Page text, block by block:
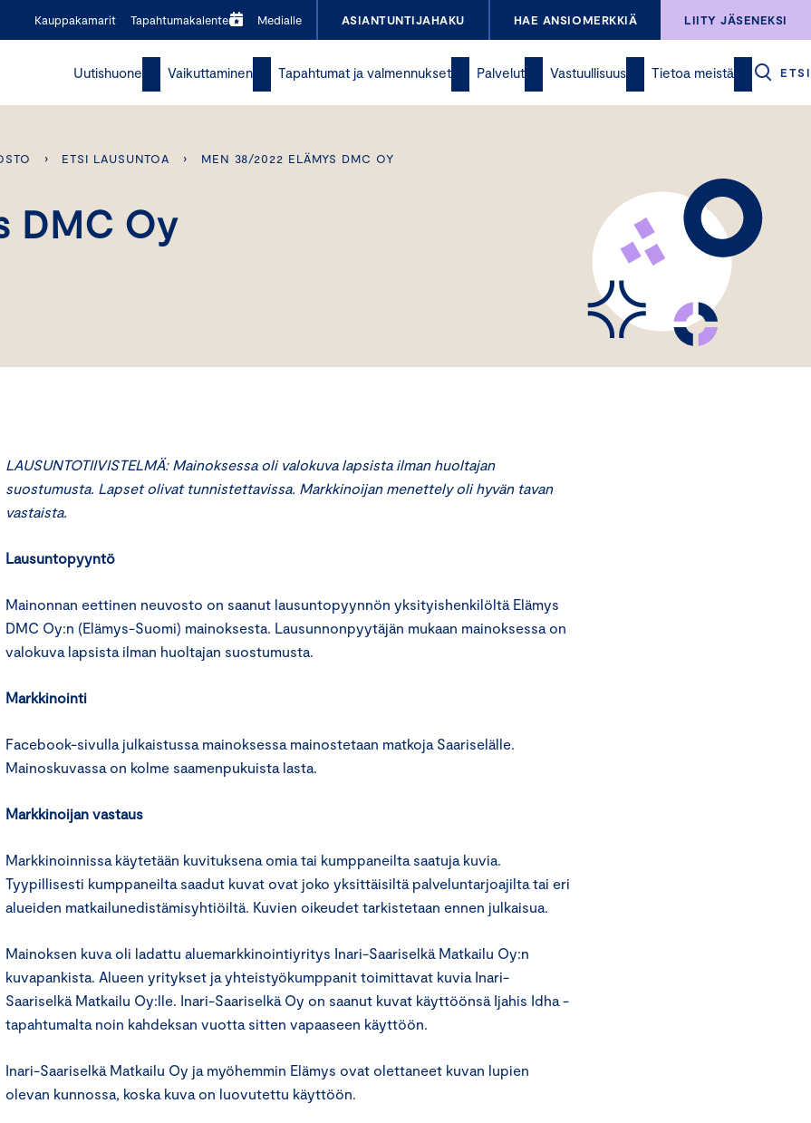
Kauppakamarit Tapahtumakalenteri Medialle ASIANTUNTIJAHAKU HAE ANSIOMERKKIÄ LIITY JÄSENEKSI
Uutishuone Vaikuttaminen Tapahtumat ja valmennukset Palvelut Vastuullisuus Tietoa meistä ETSI
› ETSI LAUSUNTOA › MEN 38/2022 ELÄMYS DMC OY
DMC Oy
LAUSUNTOTIIVISTELMÄ: Mainoksessa oli valokuva lapsista ilman huoltajan
suostumusta. Lapset olivat tunnistettavissa. Markkinoijan menettely oli hyvän tavan
vastaista.
Lausuntopyyntö
Mainonnan eettinen neuvosto on saanut lausuntopyynnön yksityishenkilöltä Elämys
DMC Oy:n (Elämys-Suomi) mainoksesta. Lausunnonpyytäjän mukaan mainoksessa on
valokuva lapsista ilman huoltajan suostumusta.
Markkinointi
Facebook-sivulla julkaistussa mainoksessa mainostetaan matkoja Saariselälle.
Mainoskuvassa on kolme saamenpukuista lasta.
Markkinoijan vastaus
Markkinoinnissa käytetään kuvituksena omia tai kumppaneilta saatuja kuvia.
Tyypillisesti kumppaneilta saadut kuvat ovat joko yksittäisiltä palveluntarjoajilta tai eri
alueiden matkailunedistämisyhtiöiltä. Kuvien oikeudet tarkistetaan ennen julkaisua.
Mainoksen kuva oli ladattu aluemarkkinointiyritys Inari-Saariselkä Matkailu Oy:n
kuvapankista. Alueen yritykset ja yhteistyökumppanit toimittavat kuvia Inari-
Saariselkä Matkailu Oy:lle. Inari-Saariselkä Oy on saanut kuvat käyttöönsä Ijahis Idha -
tapahtumalta noin kahdeksan vuotta sitten vapaaseen käyttöön.
Inari-Saariselkä Matkailu Oy ja myöhemmin Elämys ovat olettaneet kuvan lupien
olevan kunnossa, koska kuva on luovutettu käyttöön.